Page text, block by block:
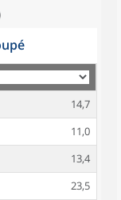
14,7
11,0
13,4
23,5